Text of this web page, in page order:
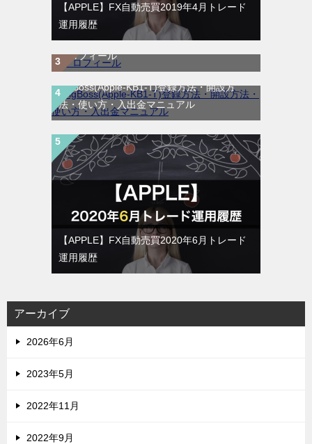
【APPLE】FX自動売買2019年4月トレード
運用履歴
プロフィール
BigBoss(Apple-KB1-T)登録方法・開設方
法・使い方・入出金マニュアル
【APPLE】FX自動売買2020年6月トレード
運用履歴
アーカイブ
2026年6月
2023年5月
2022年11月
2022年9月